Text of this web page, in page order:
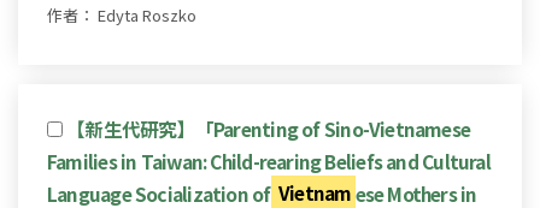
作者： Edyta Roszko
【新生代研究】「Parenting of Sino-Vietnamese
Families in Taiwan: Child-rearing Beliefs and Cultural
Language Socialization of Vietnamese Mothers in